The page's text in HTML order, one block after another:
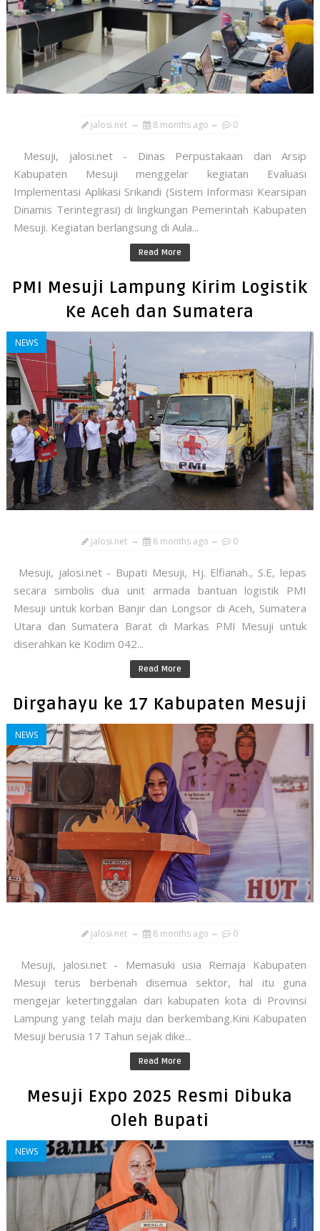
jalosi.net 8 months ago 0
Mesuji, jalosi.net - Dinas Perpustakaan dan Arsip
Kabupaten Mesuji menggelar kegiatan Evaluasi
Implementasi Aplikasi Srikandi (Sistem Informasi Kearsipan
Dinamis Terintegrasi) di lingkungan Pemerintah Kabupaten
Mesuji. Kegiatan berlangsung di Aula...
Read More
PMI Mesuji Lampung Kirim Logistik
Ke Aceh dan Sumatera
NEWS
jalosi.net 8 months ago 0
Mesuji, jalosi.net - Bupati Mesuji, Hj. Elfianah., S.E, lepas
secara simbolis dua unit armada bantuan logistik PMI
Mesuji untuk korban Banjir dan Longsor di Aceh, Sumatera
Utara dan Sumatera Barat di Markas PMI Mesuji untuk
diserahkan ke Kodim 042...
Read More
Dirgahayu ke 17 Kabupaten Mesuji
NEWS
jalosi.net 8 months ago 0
Mesuji, jalosi.net - Memasuki usia Remaja Kabupaten
Mesuji terus berbenah disemua sektor, hal itu guna
mengejar ketertinggalan dari kabupaten kota di Provinsi
Lampung yang telah maju dan berkembang.Kini Kabupaten
Mesuji berusia 17 Tahun sejak dike...
Read More
Mesuji Expo 2025 Resmi Dibuka
Oleh Bupati
NEWS